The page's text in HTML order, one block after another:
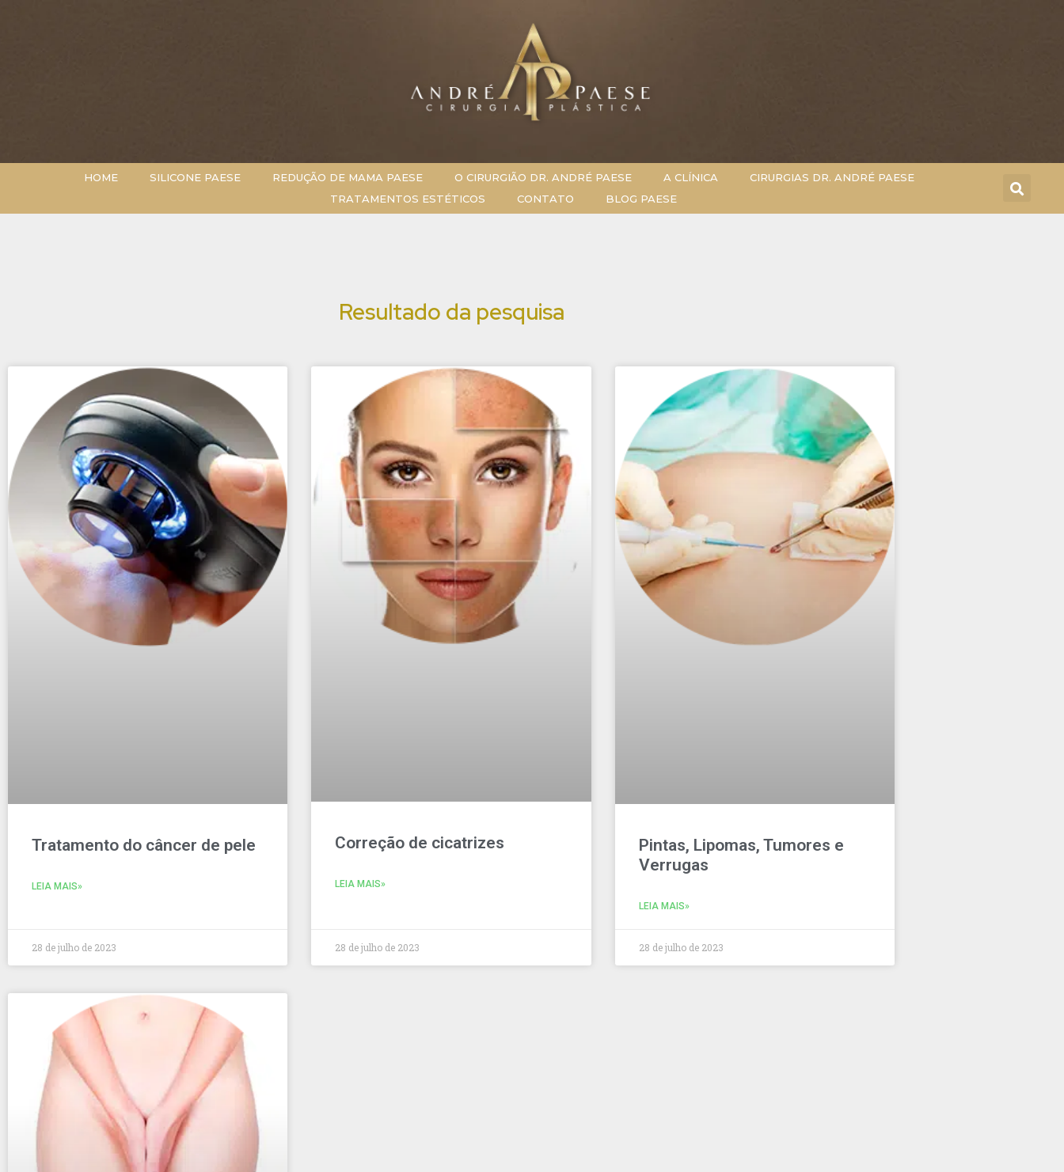
HOME SILICONE PAESE REDUÇÃO DE MAMA PAESE O CIRURGIÃO DR. ANDRÉ PAESE A CLÍNICA
CIRURGIAS DR. ANDRÉ PAESE
TRATAMENTOS ESTÉTICOS
CONTATO BLOG PAESE
Resultado da pesquisa
Tratamento do câncer de pele
LEIA MAIS»
28 de julho de 2023
Correção de cicatrizes
LEIA MAIS»
28 de julho de 2023
Pintas, Lipomas, Tumores e
Verrugas
LEIA MAIS»
28 de julho de 2023